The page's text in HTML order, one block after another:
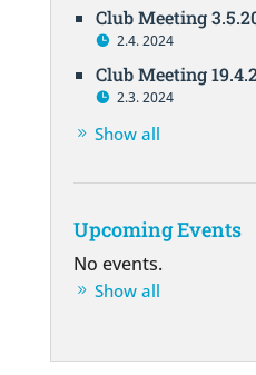
Club Meeting
2.4. 2024
Club Meeting
2.3. 2024
Show all
Upcoming Events
No events.
Show all